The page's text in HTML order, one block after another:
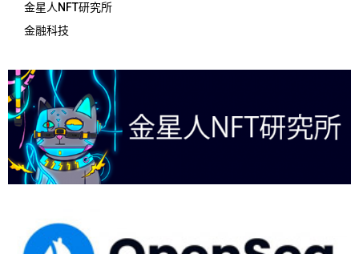
金星人NFT研究所
金融科技